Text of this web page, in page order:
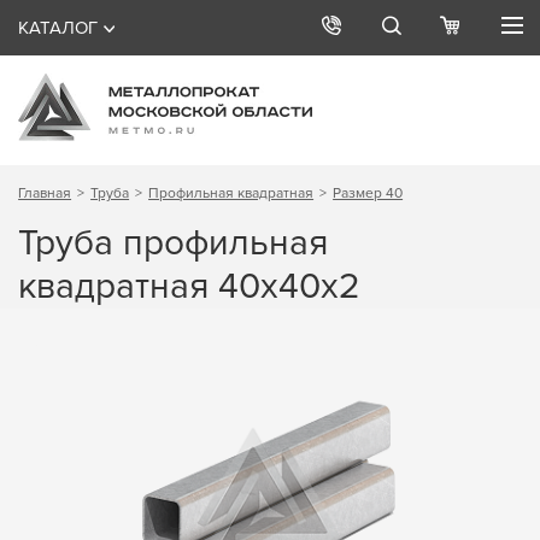
КАТАЛОГ
Главная Труба Профильная квадратная Размер 40
Труба профильная
квадратная 40х40х2